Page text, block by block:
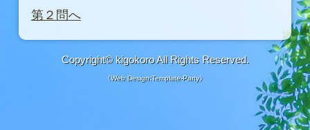
第２問へ
Copyright© kigokoroAll Rights Reserved.
《Web Design:Template-Party》